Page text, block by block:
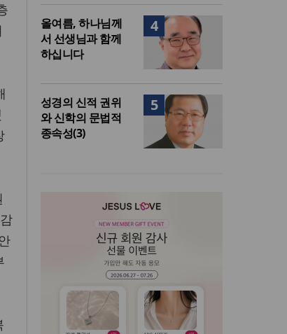
4
올여름, 하나님께
서 선생님과 함께
하십니다
5
성경의 신적 권위
와 신학의 문법적
종속성(3)